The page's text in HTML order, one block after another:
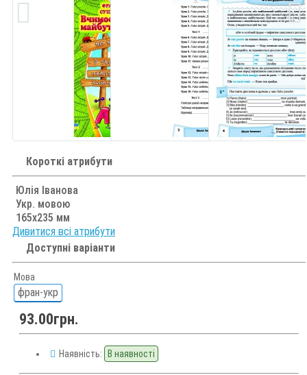
Короткі атрибути
Юлія Іванова
Укр. мовою
165х235 мм
Дивитися всі атрибути
Доступні варіанти
Мова
фран-укр
93.00грн.
Наявність: В наявності